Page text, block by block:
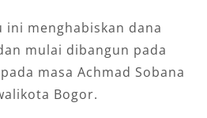
ini menghabiskan dana
mulai dibangun pada
masa Achmad Sobana
Bogor.